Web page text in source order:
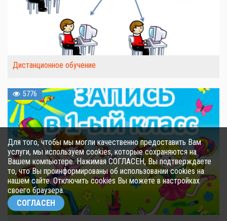
Дистанционное обучение
5776
Для того, чтобы мы могли качественно предоставить Вам
услуги, мы используем cookies, которые сохраняются на
Вашем компьютере. Нажимая СОГЛАСЕН, Вы подтверждаете
то, что Вы проинформированы об использовании cookies на
нашем сайте. Отключить cookies Вы можете в настройках
своего браузера.
СОГЛАСЕН